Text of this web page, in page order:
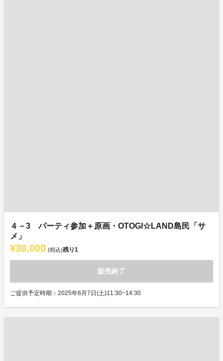
４－3 パーティ参加＋原画・OTOGI☆LAND島民「サ
メ」
¥30,000 (税込)残り1
販売終了
ご提供予定時期：2025年6月7日(土)11:30~14:30